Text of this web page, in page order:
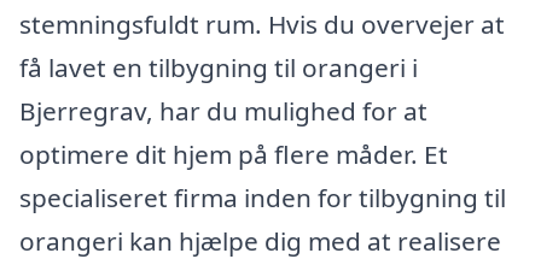
stemningsfuldt rum. Hvis du overvejer at
få lavet en tilbygning til orangeri i
Bjerregrav, har du mulighed for at
optimere dit hjem på flere måder. Et
specialiseret firma inden for tilbygning til
orangeri kan hjælpe dig med at realisere